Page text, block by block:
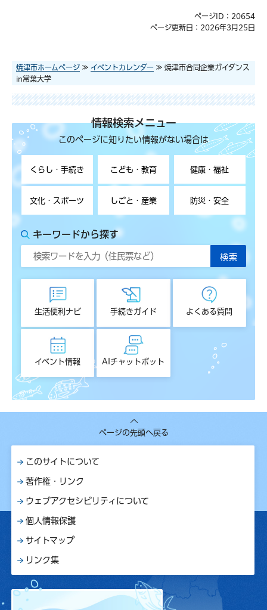
ページID：20654
ページ更新日：2026年3月25日
焼津市ホームページ ≫ イベントカレンダー ≫ 焼津市合同企業ガイダンス
in常葉大学
情報検索メニュー
このページに知りたい情報がない場合は
くらし・手続き こども・教育 健康・福祉
文化・スポーツ しごと・産業 防災・安全
キーワードから探す
生活便利ナビ 手続きガイド よくある質問
イベント情報 AIチャットボット
ページの先頭へ戻る
このサイトについて
著作権・リンク
ウェブアクセシビリティについて
個人情報保護
サイトマップ
リンク集